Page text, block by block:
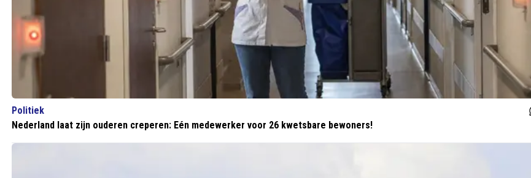
Politiek
Nederland laat zijn ouderen creperen: Eén medewerker voor 26 kwetsbare bewoners!